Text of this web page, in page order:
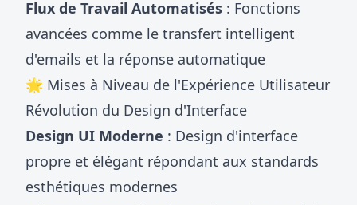
Flux de Travail Automatisés : Fonctions
avancées comme le transfert intelligent
d'emails et la réponse automatique
🌟 Mises à Niveau de l'Expérience Utilisateur
Révolution du Design d'Interface
Design UI Moderne : Design d'interface
propre et élégant répondant aux standards
esthétiques modernes